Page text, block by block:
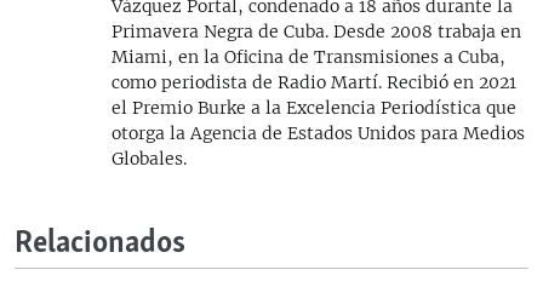
Vázquez Portal, condenado a 18 años durante la
Primavera Negra de Cuba. Desde 2008 trabaja en
Miami, en la Oficina de Transmisiones a Cuba,
como periodista de Radio Martí. Recibió en 2021
el Premio Burke a la Excelencia Periodística que
otorga la Agencia de Estados Unidos para Medios
Globales.
Relacionados